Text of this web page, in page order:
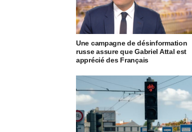
Une campagne de désinformation
russe assure que Gabriel Attal est
apprécié des Français